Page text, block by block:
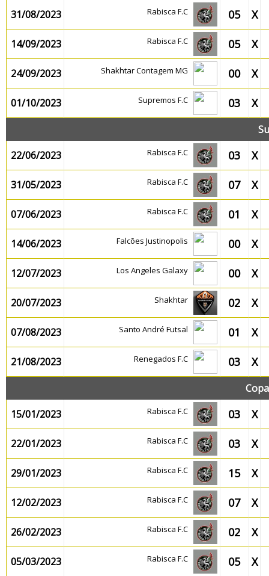
31/08/2023 Rabisca F.C 05 X
14/09/2023 Rabisca F.C 05 X
24/09/2023 Shakhtar Contagem MG 00 X
01/10/2023 Supremos F.C 03 X
22/06/2023
Rabisca F.C 03 X
31/05/2023 Rabisca F.C 07 X
07/06/2023 Rabisca F.C 01 X
14/06/2023 Falcões Justinopolis 00 X
12/07/2023 Los Angeles Galaxy 00 X
20/07/2023 Shakhtar 02 X
07/08/2023 Santo André Futsal 01 X
21/08/2023 Renegados F.C 03 X
15/01/2023
Rabisca F.C 03 X
22/01/2023 Rabisca F.C 03 X
29/01/2023 Rabisca F.C 15 X
12/02/2023 Rabisca F.C 07 X
26/02/2023 Rabisca F.C 02 X
05/03/2023 Rabisca F.C 05 X